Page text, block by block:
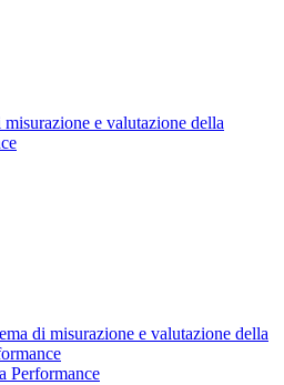
misurazione e valutazione della
di misurazione e valutazione della
Performance